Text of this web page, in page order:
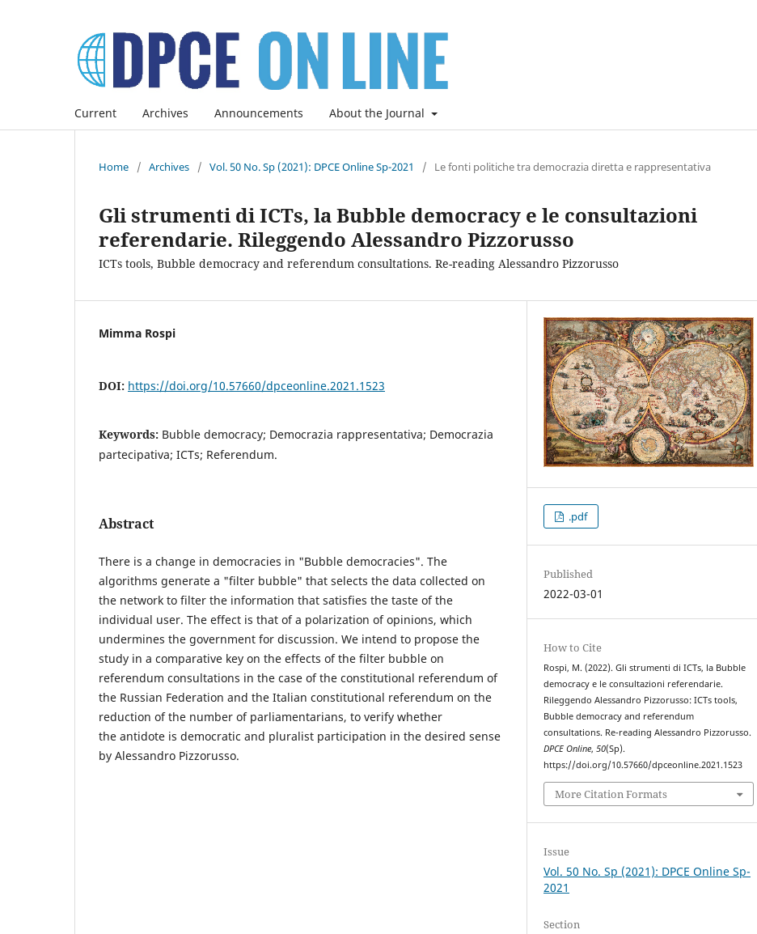
Current Archives Announcements About the Journal
Home / Archives / Vol. 50 No. Sp (2021): DPCE Online Sp-2021 / Le fonti politiche tra democrazia diretta e rappresentativa
Gli strumenti di ICTs, la Bubble democracy e le consultazioni
referendarie. Rileggendo Alessandro Pizzorusso
ICTs tools, Bubble democracy and referendum consultations. Re-reading Alessandro Pizzorusso
Mimma Rospi
DOI: https://doi.org/10.57660/dpceonline.2021.1523
Keywords: Bubble democracy; Democrazia rappresentativa; Democrazia
partecipativa; ICTs; Referendum.
Abstract
There is a change in democracies in "Bubble democracies". The
algorithms generate a "filter bubble" that selects the data collected on
the network to filter the information that satisfies the taste of the
individual user. The effect is that of a polarization of opinions, which
undermines the government for discussion. We intend to propose the
study in a comparative key on the effects of the filter bubble on
referendum consultations in the case of the constitutional referendum of
the Russian Federation and the Italian constitutional referendum on the
reduction of the number of parliamentarians, to verify whether
the antidote is democratic and pluralist participation in the desired sense
by Alessandro Pizzorusso.
.pdf
Published
2022-03-01
How to Cite
Rospi, M. (2022). Gli strumenti di ICTs, la Bubble
democracy e le consultazioni referendarie.
Rileggendo Alessandro Pizzorusso: ICTs tools,
Bubble democracy and referendum
consultations. Re-reading Alessandro Pizzorusso.
DPCE Online,50(Sp).
https://doi.org/10.57660/dpceonline.2021.1523
More Citation Formats
Issue
Vol. 50 No. Sp (2021): DPCE Online Sp-
2021
Section